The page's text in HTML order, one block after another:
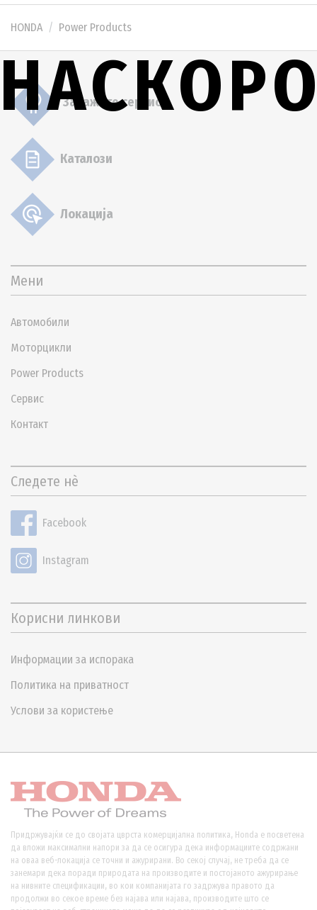
HONDA Power Products
Закажете сервис
Каталози
Локација
Мени
Автомобили
Моторцикли
Power Products
Сервис
Контакт
Следете нѐ
Facebook
Instagram
Корисни линкови
Информации за испорака
Политика на приватност
Услови за користење
Придржувајќи се до својата цврста комерцијална политика, Honda е посветена
да вложи максимални напори за да се осигура дека информациите содржани
на оваа веб-локација се точни и ажурирани. Во секој случај, не треба да се
занемари дека поради природата на производите и постојаното ажурирање
на нивните спецификации, во кои компанијата го задржува правото да
продолжи во секое време без најава или најава, производите што се